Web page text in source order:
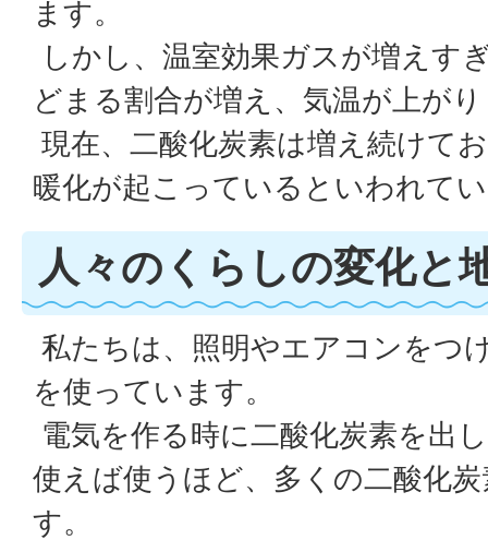
ます。
しかし、温室効果ガスが増えす
どまる割合が増え、気温が上が
現在、二酸化炭素は増え続けて
暖化が起こっているといわれて
人々のくらしの変化と
私たちは、照明やエアコンをつ
を使っています。
電気を作る時に二酸化炭素を出
使えば使うほど、多くの二酸化
す。